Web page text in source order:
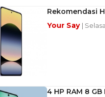
Rekomendasi
Your Say |
4 HP RAM 8